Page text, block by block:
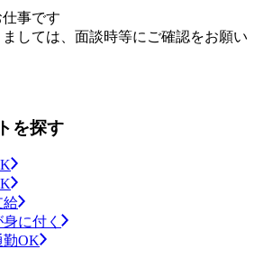
事です
しては、面談時等にご確認をお願い
を探す
給
に付く
勤OK